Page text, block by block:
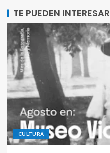
TE PUEDEN INTERESAR
CULTURA